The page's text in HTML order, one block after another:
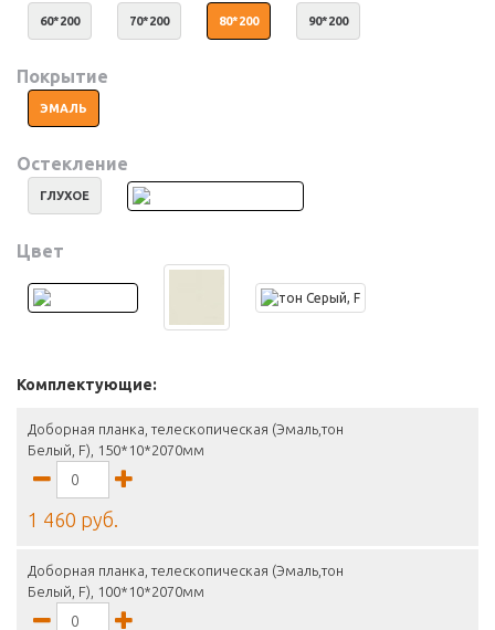
60*200 70*200 80*200 90*200
Покрытие
ЭМАЛЬ
Остекление
ГЛУХОЕ
Цвет
Комплектующие:
Доборная планка, телескопическая (Эмаль,тон
Белый, F), 150*10*2070мм
1 460 руб.
Доборная планка, телескопическая (Эмаль,тон
Белый, F), 100*10*2070мм